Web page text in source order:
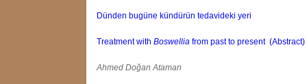
Dünden bugüne kündürün tedavideki yeri
Treatment with Boswelliafrom past to present (Abstract)
Ahmed Doğan Ataman